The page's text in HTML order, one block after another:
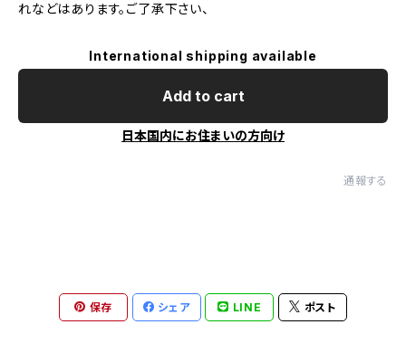
れなどはあります。ご了承下さい、
International shipping available
Add to cart
日本国内にお住まいの方向け
通報する
保存 シェア LINE ポスト